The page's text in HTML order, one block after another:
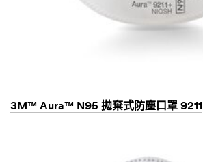
3M™ Aura™ N95 拋棄式防塵口罩 9211